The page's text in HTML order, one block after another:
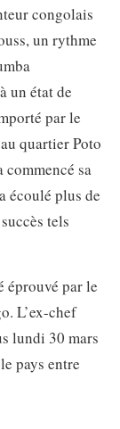
congolais
un rythme
un état de
par le
quartier Poto
sa
écoulé plus de
tels
éprouvé par le
L’ex-chef
lundi 30 mars
pays entre